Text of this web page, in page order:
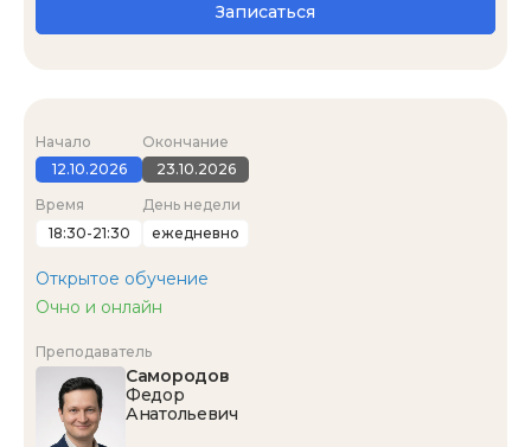
Записаться
Начало
12.10.2026
Окончание
23.10.2026
Время
18:30-21:30
День недели
ежедневно
Открытое обучение
Очно и онлайн
Преподаватель
Самородов
Федор
Анатольевич